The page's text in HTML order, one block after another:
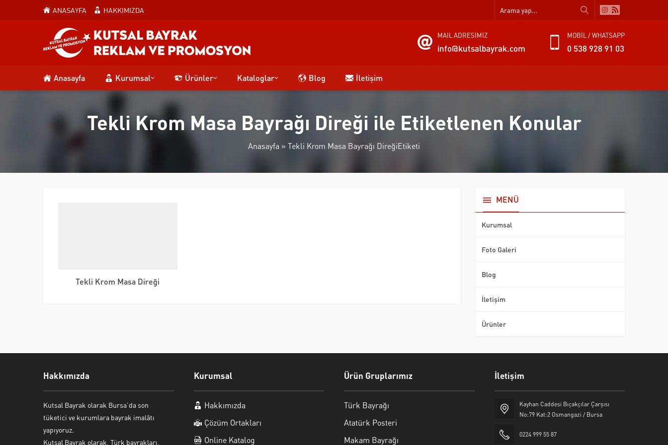
ANASAYFA HAKKIMIZDA
MAIL ADRESİMİZ
info@kutsalbayrak.com
MOBİL / WHATSAPP
0 538 928 91 03
Anasayfa Kurumsal Ürünler Kataloglar Blog İletişim
Tekli Krom Masa Bayrağı Direği ile Etiketlenen Konular
Anasayfa » Tekli Krom Masa Bayrağı DireğiEtiketi
Tekli Krom Masa Direği
MENÜ
Kurumsal
Foto Galeri
Blog
İletişim
Ürünler
Hakkımızda
Kutsal Bayrak olarak Bursa’da son
tüketici ve kurumlara bayrak imalâtı
yapıyoruz.
Kutsal Bayrak olarak, Türk bayrakları,
Kurumsal
Hakkımızda
Çözüm Ortakları
Online Katalog
Ürün Gruplarımız
Türk Bayrağı
Atatürk Posteri
Makam Bayrağı
İletişim
Kayhan Caddesi Bıçakçılar Çarşısı
No:79 Kat:2 Osmangazi / Bursa
0224 999 55 87
Kutsal Bayrak Canlı Destek